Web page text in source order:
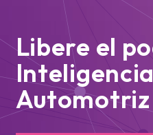
Libere el
Inteligencia
Automotriz